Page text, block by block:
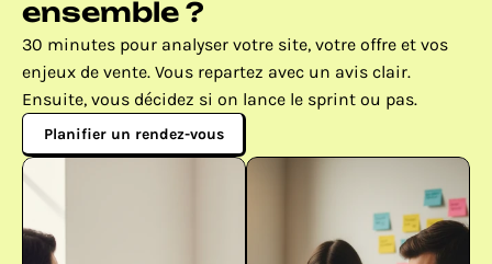
ensemble ?
30 minutes pour analyser votre site, votre offre et vos
enjeux de vente. Vous repartez avec un avis clair.
Ensuite, vous décidez si on lance le sprint ou pas.
Planifier un rendez-vous